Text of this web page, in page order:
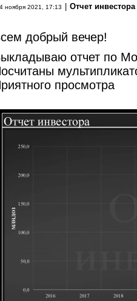
ноября 2021, 17:13 Отчет инвестора
добрый вечер!
отчет по
просмотра